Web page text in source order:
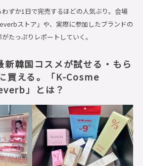
ずか1日で完売するほどの人気ぶり。会場
ストア」や、実際に参加したブランドの
たっぷりレポートしていく。
新韓国コスメが試せる・もら
買える。「K-Cosme
」とは？